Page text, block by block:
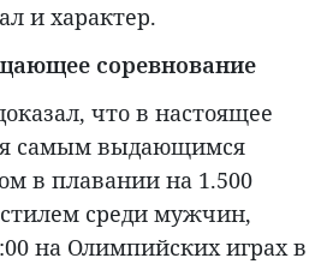
и характер.
соревнование
что в настоящее
самым выдающимся
в плавании на 1.500
среди мужчин,
на Олимпийских играх в